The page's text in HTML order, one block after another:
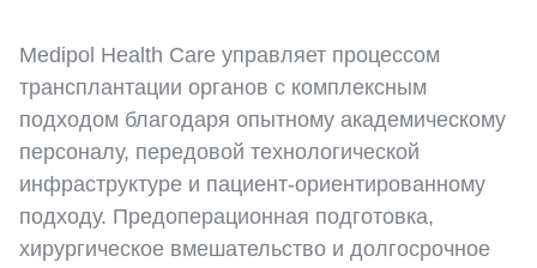
Medipol Health Care управляет процессом
трансплантации органов с комплексным
подходом благодаря опытному академическому
персоналу, передовой технологической
инфраструктуре и пациент-ориентированному
подходу. Предоперационная подготовка,
хирургическое вмешательство и долгосрочное